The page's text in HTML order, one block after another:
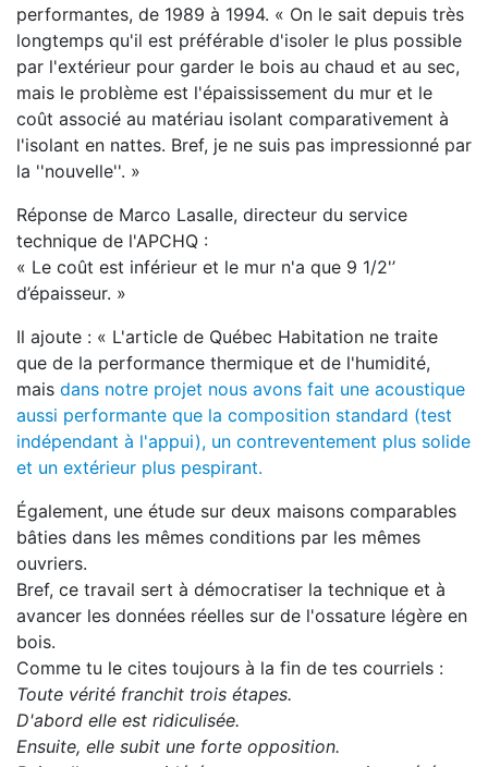
performantes, de 1989 à 1994. « On le sait depuis très
longtemps qu'il est préférable d'isoler le plus possible
par l'extérieur pour garder le bois au chaud et au sec,
mais le problème est l'épaississement du mur et le
coût associé au matériau isolant comparativement à
l'isolant en nattes. Bref, je ne suis pas impressionné par
la ''nouvelle''. »
Réponse de Marco Lasalle, directeur du service
technique de l'APCHQ :
« Le coût est inférieur et le mur n'a que 9 1/2'’
d’épaisseur. »
Il ajoute : « L'article de Québec Habitation ne traite
que de la performance thermique et de l'humidité,
mais dans notre projet nous avons fait une acoustique
aussi performante que la composition standard (test
indépendant à l'appui), un contreventement plus solide
et un extérieur plus pespirant.
Également, une étude sur deux maisons comparables
bâties dans les mêmes conditions par les mêmes
ouvriers.
Bref, ce travail sert à démocratiser la technique et à
avancer les données réelles sur de l'ossature légère en
bois.
Comme tu le cites toujours à la fin de tes courriels :
Toute vérité franchit trois étapes.
D'abord elle est ridiculisée.
Ensuite, elle subit une forte opposition.